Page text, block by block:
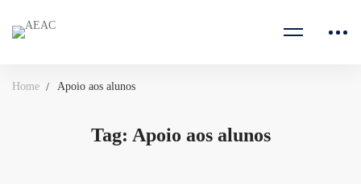
Home Apoio aos alunos
Tag: Apoio aos alunos